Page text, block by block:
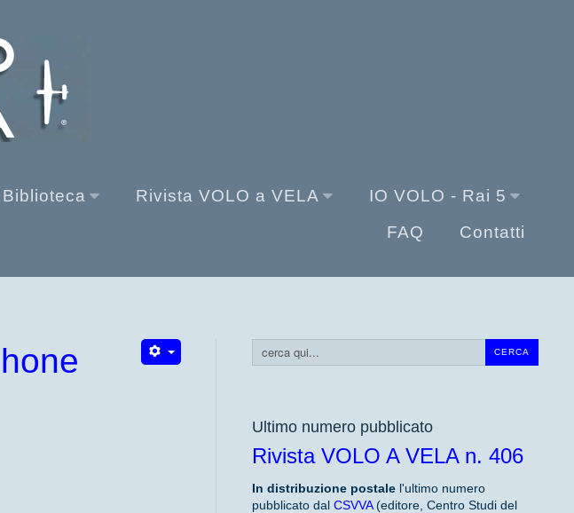
Biblioteca Rivista VOLO a VELA
IO VOLO - Rai 5
FAQ
Contatti
CERCA
Cerca...
Ultimo numero pubblicato
Rivista VOLO A VELA n. 406
In distribuzione postalel'ultimo numero
pubblicato dal CSVVA(editore, Centro Studi del